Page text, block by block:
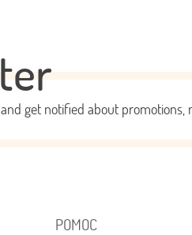
get notified about promotions,
POMOC